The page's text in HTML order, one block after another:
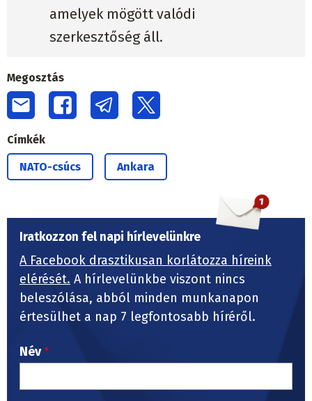
amelyek mögött valódi
szerkesztőség áll.
Megosztás
Címkék
NATO-csúcs Ankara
Iratkozzon fel napi hírlevelünkre
A Facebook drasztikusan korlátozza híreink
elérését. A hírlevelünkbe viszont nincs
beleszólása, abból minden munkanapon
értesülhet a nap 7 legfontosabb híréről.
Név